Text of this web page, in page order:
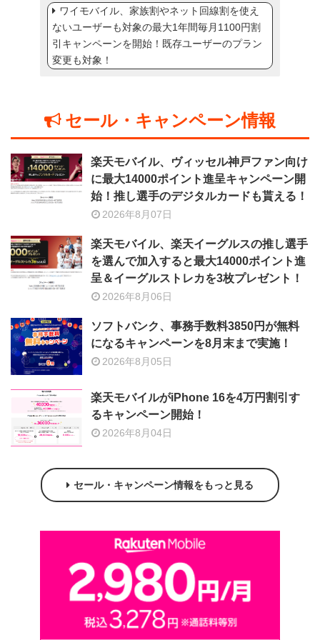
ワイモバイル、家族割やネット回線割を使え
ないユーザーも対象の最大1年間毎月1100円割
引キャンペーンを開始！既存ユーザーのプラン
変更も対象！
セール・キャンペーン情報
楽天モバイル、ヴィッセル神戸ファン向け
に最大14000ポイント進呈キャンペーン開
始！推し選手のデジタルカードも貰える！
2026年8月07日
楽天モバイル、楽天イーグルスの推し選手
を選んで加入すると最大14000ポイント進
呈＆イーグルストレカを3枚プレゼント！
2026年8月06日
ソフトバンク、事務手数料3850円が無料
になるキャンペーンを8月末まで実施！
2026年8月05日
楽天モバイルがiPhone 16を4万円割引す
るキャンペーン開始！
2026年8月04日
セール・キャンペーン情報をもっと見る